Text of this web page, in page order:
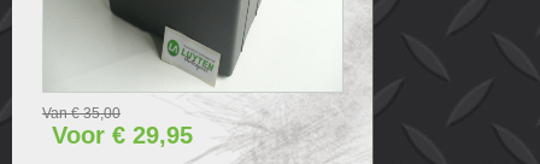
Van € 35,00
Voor € 29,95